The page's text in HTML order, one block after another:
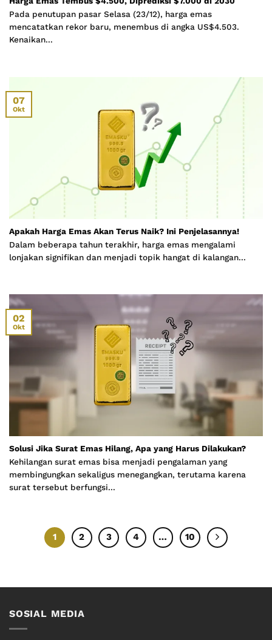
Pada penutupan pasar Selasa (23/12), harga emas
mencatatkan rekor baru, menembus di angka US$4.503.
Kenaikan...
Apakah Harga Emas Akan Terus Naik? Ini Penjelasannya!
Dalam beberapa tahun terakhir, harga emas mengalami
lonjakan signifikan dan menjadi topik hangat di kalangan...
07
Okt
Solusi Jika Surat Emas Hilang, Apa yang Harus Dilakukan?
Kehilangan surat emas bisa menjadi pengalaman yang
membingungkan sekaligus menegangkan, terutama karena
surat tersebut berfungsi...
02
Okt
1 2 3 4 … 10
SOSIAL MEDIA